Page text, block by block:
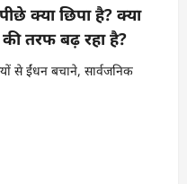
क्या छिपा है? क्या
तरफ बढ़ रहा है?
से ईंधन बचाने, सार्वजनिक